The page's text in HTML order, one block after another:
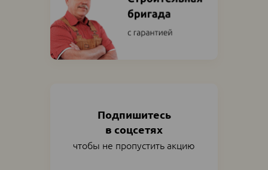
Подпишитесь
в соцсетях
чтобы не пропустить акцию